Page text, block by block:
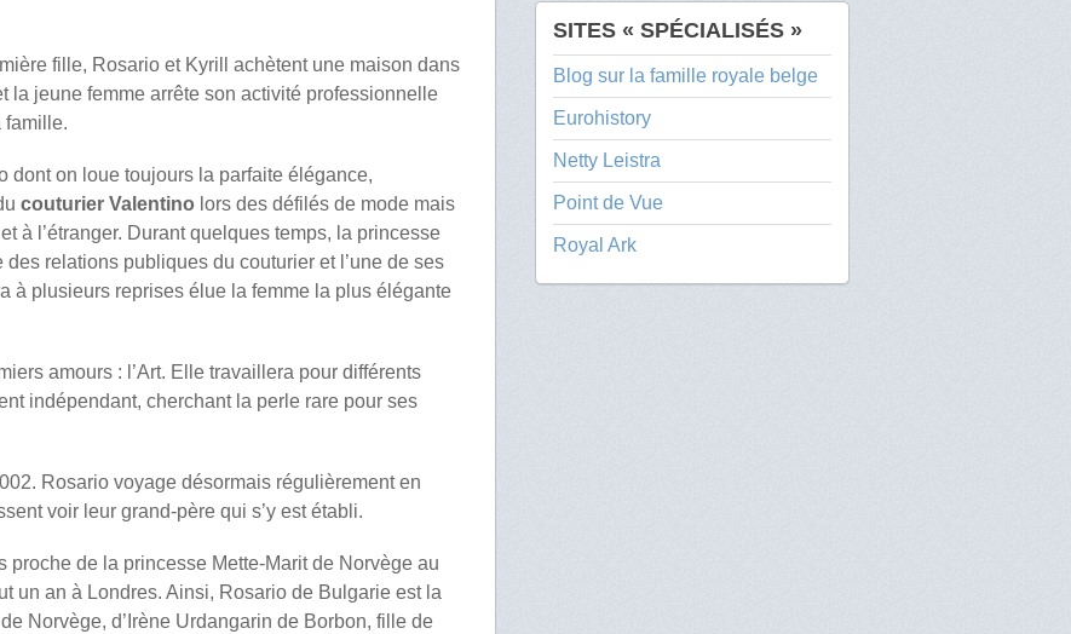
fille, Rosario et Kyrill achètent une maison dans
la jeune femme arrête son activité professionnelle
famille.
dont on loue toujours la parfaite élégance,
couturier Valentino lors des défilés de mode mais
à l’étranger. Durant quelques temps, la princesse
relations publiques du couturier et l’une de ses
à plusieurs reprises élue la femme la plus élégante
amours : l’Art. Elle travaillera pour différents
indépendant, cherchant la perle rare pour ses
Rosario voyage désormais régulièrement en
voir leur grand-père qui s’y est établi.
proche de la princesse Mette-Marit de Norvège au
un an à Londres. Ainsi, Rosario de Bulgarie est la
Norvège, d’Irène Urdangarin de Borbon, fille de
SITES « SPÉCIALISÉS »
Blog sur la famille royale belge
Eurohistory
Netty Leistra
Point de Vue
Royal Ark